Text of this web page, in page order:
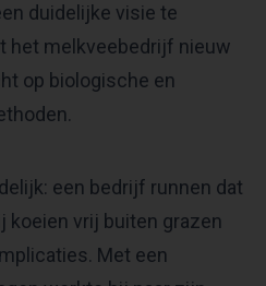
duidelijke visie te
het melkveebedrijf nieuw
op biologische en
een bedrijf runnen dat
koeien vrij buiten grazen
Met een